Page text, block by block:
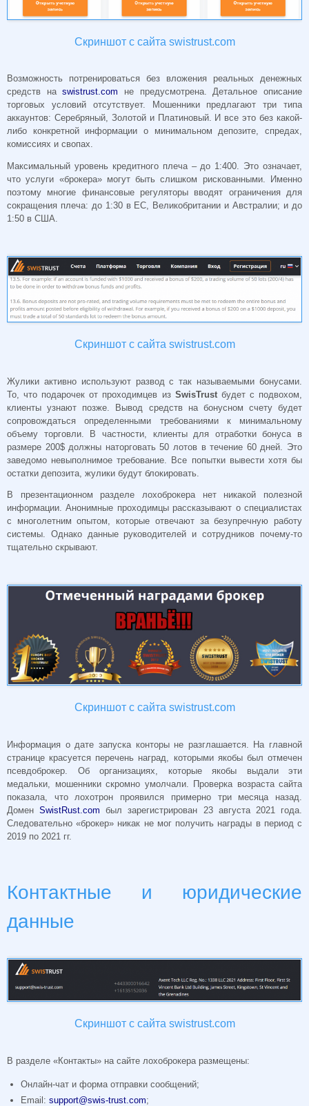
Скриншот с сайта swistrust.com
Возможность потренироваться без вложения реальных денежных
средств наswistrust.com не предусмотрена. Детальное описание
торговых условий отсутствует. Мошенники предлагают три типа
аккаунтов: Серебряный, Золотой и Платиновый. И все это без какой-
либо конкретной информации о минимальном депозите, спредах,
комиссиях и свопах.
Максимальный уровень кредитного плеча – до 1:400. Это означает,
что услуги «брокера» могут быть слишком рискованными. Именно
поэтому многие финансовые регуляторы вводят ограничения для
сокращения плеча: до 1:30 в ЕС, Великобритании и Австралии; и до
1:50 в США.
Скриншот с сайта swistrust.com
Жулики активно используют развод с так называемыми бонусами.
То, что подарочек от проходимцев из SwisTrust будет с подвохом,
клиенты узнают позже. Вывод средств на бонусном счету будет
сопровождаться определенными требованиями к минимальному
объему торговли. В частности, клиенты для отработки бонуса в
размере 200$ должны наторговать 50 лотов в течение 60 дней. Это
заведомо невыполнимое требование. Все попытки вывести хотя бы
остатки депозита, жулики будут блокировать.
В презентационном разделе лохоброкера нет никакой полезной
информации. Анонимные проходимцы рассказывают о специалистах
с многолетним опытом, которые отвечают за безупречную работу
системы. Однако данные руководителей и сотрудников почему-то
тщательно скрывают.
Скриншот с сайта swistrust.com
Информация о дате запуска конторы не разглашается. На главной
странице красуется перечень наград, которыми якобы был отмечен
псевдоброкер. Об организациях, которые якобы выдали эти
медальки, мошенники скромно умолчали. Проверка возраста сайта
показала, что лохотрон проявился примерно три месяца назад.
ДоменSwistRust.com был зарегистрирован 23 августа 2021 года.
Следовательно «брокер» никак не мог получить награды в период с
2019 по 2021 гг.
Контактные и юридические
данные
Скриншот с сайта swistrust.com
В разделе «Контакты» на сайте лохоброкера размещены:
Онлайн-чат и форма отправки сообщений;
Email:support@swis-trust.com;